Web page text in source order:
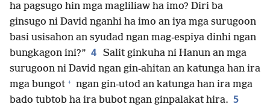
ha pagsugo hin mga magliliaw ha imo? Diri ba
ginsugo ni David nganhi ha imo an iya mga surugoon
basi usisahon an syudad ngan mag-espiya dinhi ngan
bungkagon ini?” 4 Salit ginkuha ni Hanun an mga
surugoon ni David ngan gin-ahitan an katunga han ira
mga bungot + ngan gin-utod an katunga han ira mga
bado tubtob ha ira bubot ngan ginpalakat hira. 5